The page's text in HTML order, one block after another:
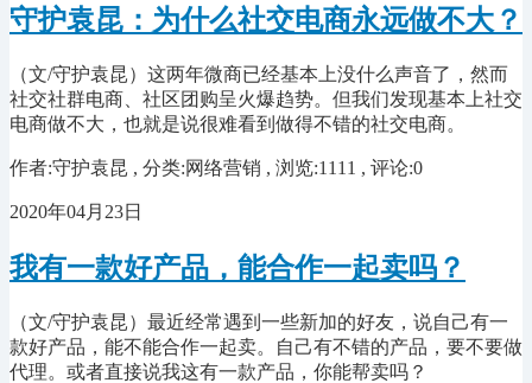
守护袁昆：为什么社交电商永远做不大？
（文/守护袁昆）这两年微商已经基本上没什么声音了，然而
社交社群电商、社区团购呈火爆趋势。但我们发现基本上社交
电商做不大，也就是说很难看到做得不错的社交电商。
作者:守护袁昆 , 分类:网络营销 , 浏览:1111 , 评论:0
2020年04月23日
我有一款好产品，能合作一起卖吗？
（文/守护袁昆）最近经常遇到一些新加的好友，说自己有一
款好产品，能不能合作一起卖。自己有不错的产品，要不要做
代理。或者直接说我这有一款产品，你能帮卖吗？